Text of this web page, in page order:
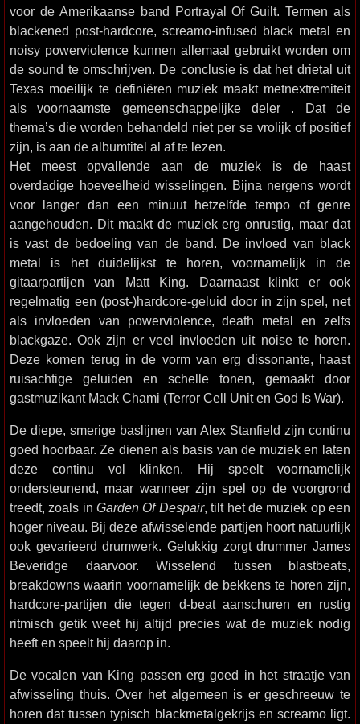
voor de Amerikaanse band Portrayal Of Guilt. Termen als
blackened post-hardcore, screamo-infused black metal en
noisy powerviolence kunnen allemaal gebruikt worden om
de sound te omschrijven. De conclusie is dat het drietal uit
Texas moeilijk te definiëren muziek maakt metnextremiteit
als voornaamste gemeenschappelijke deler . Dat de
thema’s die worden behandeld niet per se vrolijk of positief
zijn, is aan de albumtitel al af te lezen.
Het meest opvallende aan de muziek is de haast
overdadige hoeveelheid wisselingen. Bijna nergens wordt
voor langer dan een minuut hetzelfde tempo of genre
aangehouden. Dit maakt de muziek erg onrustig, maar dat
is vast de bedoeling van de band. De invloed van black
metal is het duidelijkst te horen, voornamelijk in de
gitaarpartijen van Matt King. Daarnaast klinkt er ook
regelmatig een (post-)hardcore-geluid door in zijn spel, net
als invloeden van powerviolence, death metal en zelfs
blackgaze. Ook zijn er veel invloeden uit noise te horen.
Deze komen terug in de vorm van erg dissonante, haast
ruisachtige geluiden en schelle tonen, gemaakt door
gastmuzikant Mack Chami (Terror Cell Unit en God Is War).
De diepe, smerige baslijnen van Alex Stanfield zijn continu
goed hoorbaar. Ze dienen als basis van de muziek en laten
deze continu vol klinken. Hij speelt voornamelijk
ondersteunend, maar wanneer zijn spel op de voorgrond
treedt, zoals inGarden Of Despair, tilt het de muziek op een
hoger niveau. Bij deze afwisselende partijen hoort natuurlijk
ook gevarieerd drumwerk. Gelukkig zorgt drummer James
Beveridge daarvoor. Wisselend tussen blastbeats,
breakdowns waarin voornamelijk de bekkens te horen zijn,
hardcore-partijen die tegen d-beat aanschuren en rustig
ritmisch getik weet hij altijd precies wat de muziek nodig
heeft en speelt hij daarop in.
De vocalen van King passen erg goed in het straatje van
afwisseling thuis. Over het algemeen is er geschreeuw te
horen dat tussen typisch blackmetalgekrijs en screamo ligt.